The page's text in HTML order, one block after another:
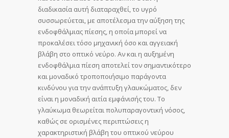
διαδικασία αυτή διαταραχθεί, το υγρό
συσσωρεύεται, με αποτέλεσμα την αύξηση της
ενδοφθάλμιας πίεσης, η οποία μπορεί να
προκαλέσει τόσο μηχανική όσο και αγγειακή
βλάβη στο οπτικό νεύρο. Αν και η αυξημένη
ενδοφθάλμια πίεση αποτελεί τον σημαντικότερο
και μοναδικό τροποποιήσιμο παράγοντα
κινδύνου για την ανάπτυξη γλαυκώματος, δεν
είναι η μοναδική αιτία εμφάνισής του. Το
γλαύκωμα θεωρείται πολυπαραγοντική νόσος,
καθώς σε ορισμένες περιπτώσεις η
χαρακτηριστική βλάβη του οπτικού νεύρου